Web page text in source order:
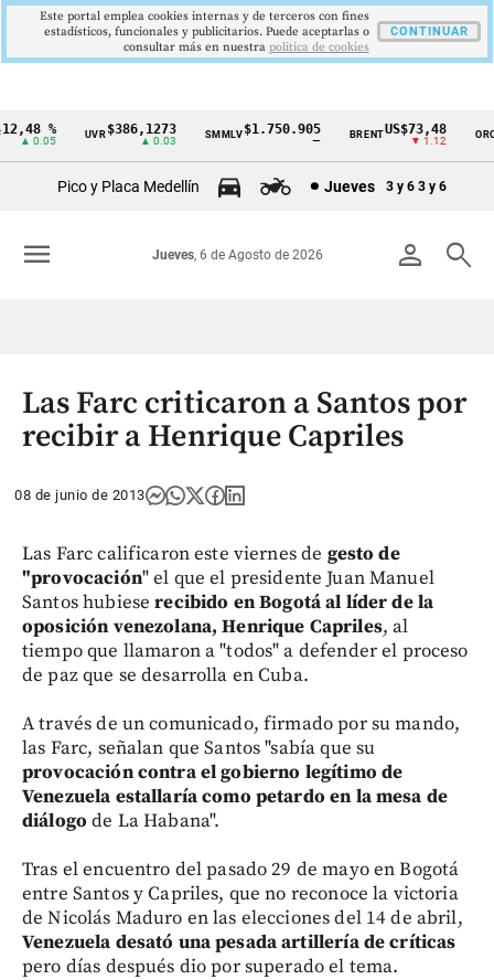
Cintillo
Colombia
%
▲ 0.05
UVR$386,1273
▲ 0.03
SMMLV$1.750.905 BRENTUS$73,48
▼ 1.12
ORO
Pico y Placa Medellín Jueves 3 y 6 3 y 6
person search
Jueves, 6 de Agosto de 2026
menu
Las Farc criticaron a Santos por
recibir a Henrique Capriles
08 de junio de 2013
Las Farc calificaron este viernes de gesto de
"provocación" el que el presidente Juan Manuel
Santos hubieserecibido en Bogotá al líder de la
oposición venezolana, Henrique Capriles, al
tiempo que llamaron a "todos" a defender el proceso
de paz que se desarrolla en Cuba.
A través de un comunicado, firmado por su mando,
las Farc, señalan que Santos "sabía que su
provocación contra el gobierno legítimo de
Venezuela estallaría como petardo en la mesa de
diálogo de La Habana".
Tras el encuentro del pasado 29 de mayo en Bogotá
entre Santos y Capriles, que no reconoce la victoria
de Nicolás Maduro en las elecciones del 14 de abril,
Venezuela desató una pesada artillería de críticas
pero días después dio por superado el tema.
Este portal emplea cookies internas y de terceros con fines
estadísticos, funcionales y publicitarios. Puede aceptarlas o
consultar más en nuestra politica de cookies
CONTINUAR